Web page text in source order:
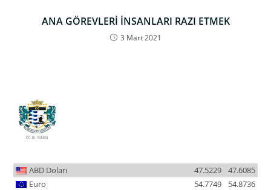
ANA GÖREVLERİ İNSANLARI RAZI ETMEK
3 Mart 2021
ABD Doları 47.6085
47.5229
Euro
54.8736
54.7749